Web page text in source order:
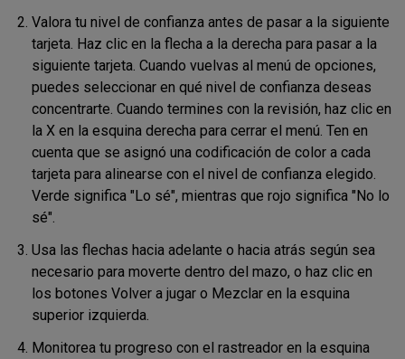
Valora tu nivel de confianza antes de pasar a la siguiente
tarjeta. Haz clic en la flecha a la derecha para pasar a la
siguiente tarjeta. Cuando vuelvas al menú de opciones,
puedes seleccionar en qué nivel de confianza deseas
concentrarte. Cuando termines con la revisión, haz clic en
la X en la esquina derecha para cerrar el menú. Ten en
cuenta que se asignó una codificación de color a cada
tarjeta para alinearse con el nivel de confianza elegido.
Verde significa "Lo sé", mientras que rojo significa "No lo
sé".
Usa las flechas hacia adelante o hacia atrás según sea
necesario para moverte dentro del mazo, o haz clic en
los botones Volver a jugar o Mezclar en la esquina
superior izquierda.
Monitorea tu progreso con el rastreador en la esquina